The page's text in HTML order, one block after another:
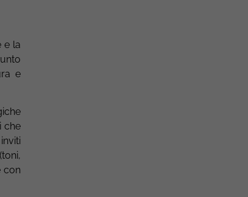
e la
e
che
con